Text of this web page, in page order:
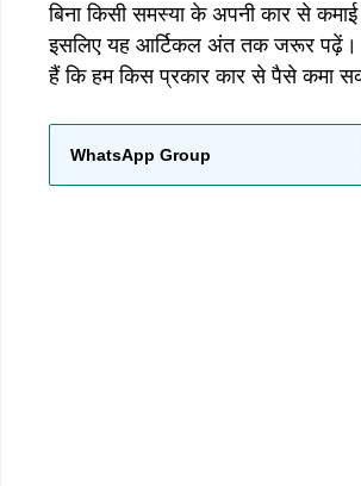
बिना किसी समस्या के अपनी कार से
इसलिए यह आर्टिकल अंत तक जरूर पढ़ें।
हैं कि हम किस प्रकार कार से पैसे कमा
WhatsApp Group